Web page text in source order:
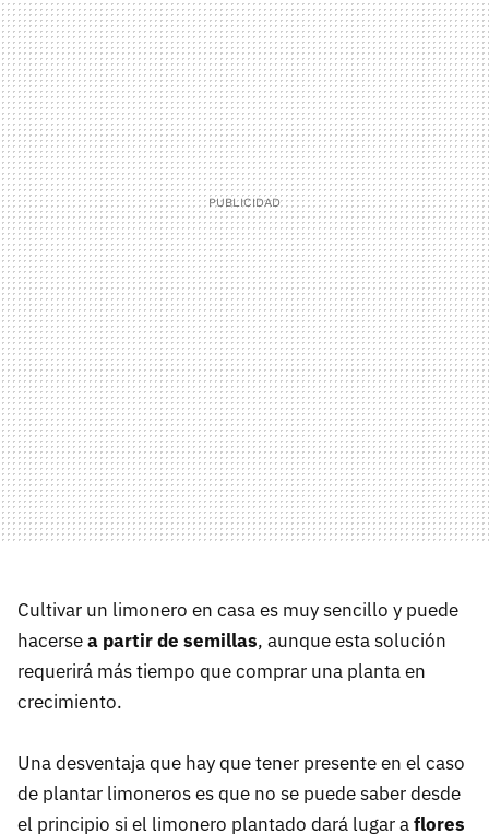
Cultivar un limonero en casa es muy sencillo y puede
hacersea partir de semillas, aunque esta solución
requerirá más tiempo que comprar una planta en
crecimiento.
Una desventaja que hay que tener presente en el caso
de plantar limoneros es que no se puede saber desde
el principio si el limonero plantado dará lugar aflores